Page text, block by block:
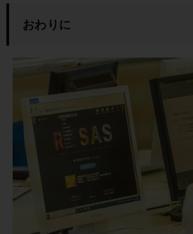
おわりに